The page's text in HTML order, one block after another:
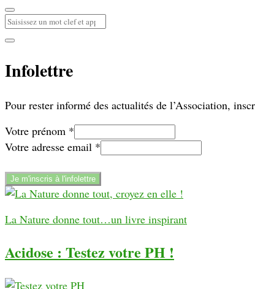
Infolettre
Pour rester informé des actualités de l’Association,
Votre prénom *
prénom
adresse
Votre adresse email *
Je m'inscris à l'infolettre
La Nature donne tout…un livre inspirant
Acidose : Testez votre PH !